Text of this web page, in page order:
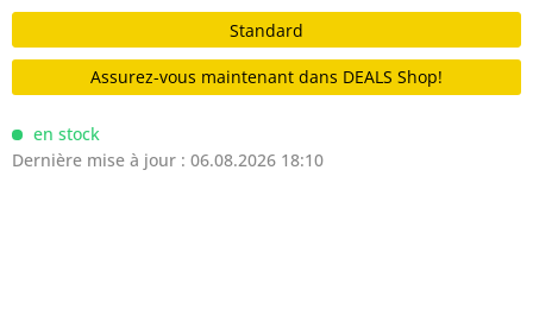
Standard
Assurez-vous maintenant dans DEALS Shop!
en stock
Dernière mise à jour : 06.08.2026 18:10